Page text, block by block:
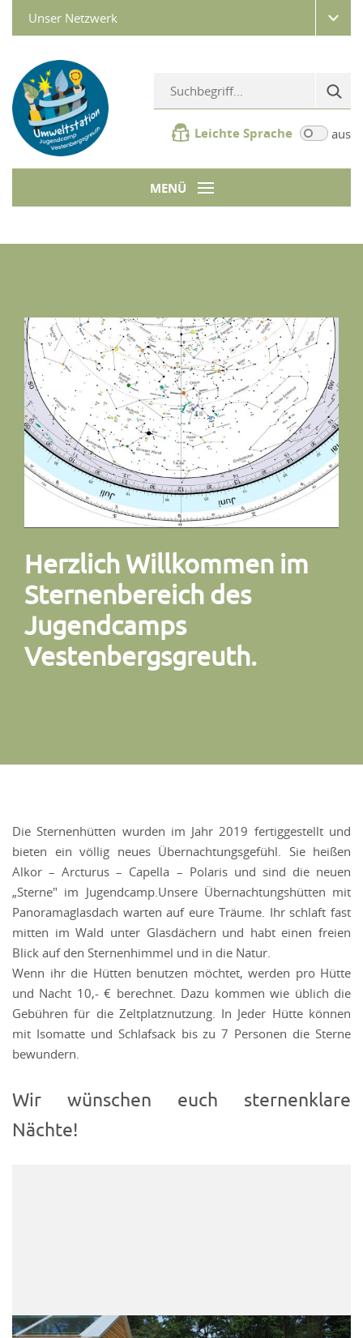
Unser Netzwerk
Leichte Sprache aus
MENÜ
Herzlich Willkommen im
Sternenbereich des
Jugendcamps
Vestenbergsgreuth.
Die Sternenhütten wurden im Jahr 2019 fertiggestellt und
bieten ein völlig neues Übernachtungsgefühl. Sie heißen
Alkor – Arcturus – Capella – Polaris und sind die neuen
„Sterne" im Jugendcamp.Unsere Übernachtungshütten mit
Panoramaglasdach warten auf eure Träume. Ihr schlaft fast
mitten im Wald unter Glasdächern und habt einen freien
Blick auf den Sternenhimmel und in die Natur.
Wenn ihr die Hütten benutzen möchtet, werden pro Hütte
und Nacht 10,- € berechnet. Dazu kommen wie üblich die
Gebühren für die Zeltplatznutzung. In Jeder Hütte können
mit Isomatte und Schlafsack bis zu 7 Personen die Sterne
bewundern.
Wir wünschen euch sternenklare
Nächte!